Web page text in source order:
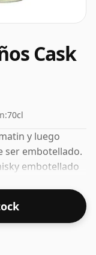
Cask
70cl
y luego
ser embotellado.
embotellado
tiene un